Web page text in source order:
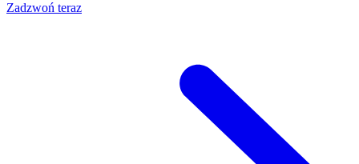
Zadzwoń teraz